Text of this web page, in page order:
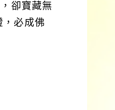
卻寶藏無
，必成佛